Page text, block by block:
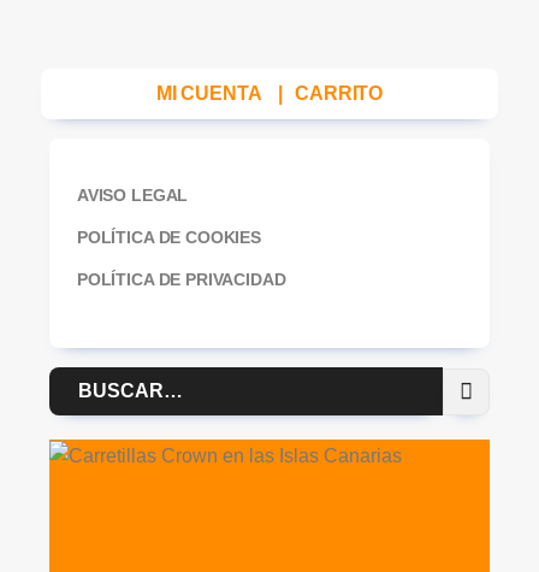
MI CUENTA CARRITO
AVISO LEGAL
POLÍTICA DE COOKIES
POLÍTICA DE PRIVACIDAD
Buscar
por: